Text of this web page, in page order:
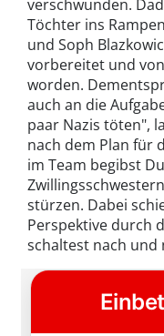
verschwunden.
Töchter ins
und Soph
vorbereitet und
worden.
auch an die
paar Nazis töten",
nach dem Plan für
im Team begibst
stürzen. Dabei
Perspektive durch
schaltest nach und